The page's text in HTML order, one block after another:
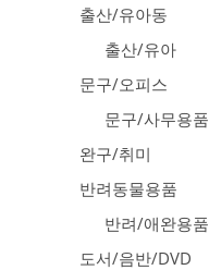
출산/유아동
출산/유아
문구/오피스
문구/사무용품
완구/취미
반려동물용품
반려/애완용품
도서/음반/DVD